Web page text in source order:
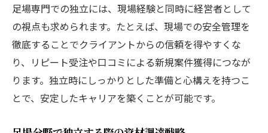
営業力強化で高単価足場工事を目指す方法
足場専門の強みを活かした営業のコツ
高単価案件を獲得する足場屋の魅力発信術
足場専門が実践する見積り・契約の工夫
足場工事で差をつけるコミュニケーション
力
信頼される足場専門の営業スタンスとは
足場専門での独立には、現場経験と同時に経営者として
の視点も求められます。たとえば、現場での安全管理を
徹底することでクライアントからの信頼を得やすくな
り、リピート受注や口コミによる新規案件獲得につなが
ります。独立時にしっかりとした準備と心構えを持つこ
とで、安定したキャリアを築くことが可能です。